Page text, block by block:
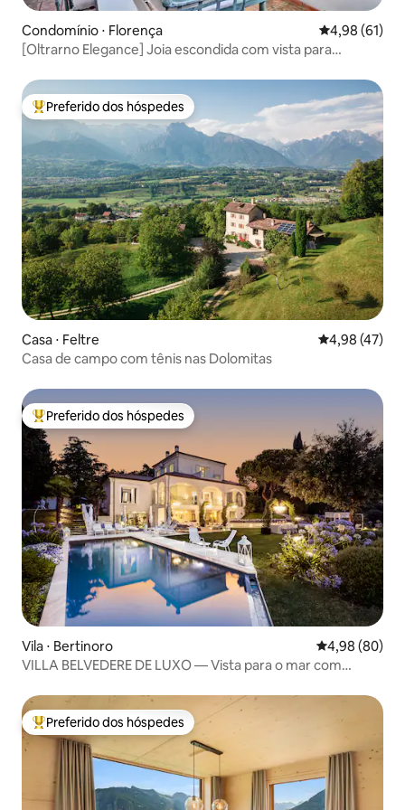
Condomínio ⋅ Florença 4,98 de uma
4,98 (61)
[Oltrarno Elegance] Joia escondida com vista para
Entre os melhores preferidos dos hóspedes
Preferido dos hóspedes
Casa ⋅ Feltre 4,98 de uma
4,98 (47)
Casa de campo com tênis nas Dolomitas
Entre os melhores preferidos dos hóspedes
Preferido dos hóspedes
Vila ⋅ Bertinoro 4,98 de uma
4,98 (80)
VILLA BELVEDERE DE LUXO — Vista para o mar com
Entre os melhores preferidos dos hóspedes
Preferido dos hóspedes